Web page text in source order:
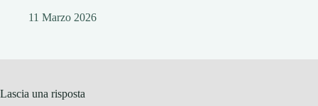
11 Marzo 2026
Lascia una risposta